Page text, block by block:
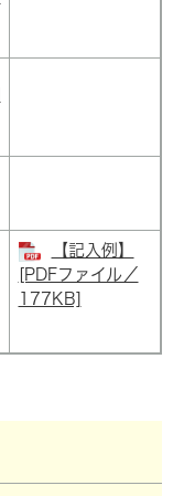
【記入例】
[PDFファイル／
177KB]